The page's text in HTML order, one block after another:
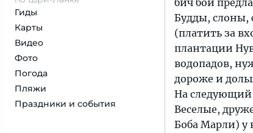
Гиды
Карты
Видео
Фото
Погода
Пляжи
Праздники и события
бич бои
Будды, слоны,
(платить за
плантации
водопадов,
дороже и
На следующий
Веселые,
Боба Марли) у